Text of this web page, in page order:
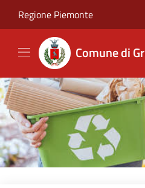
Regione Piemonte
Comune di